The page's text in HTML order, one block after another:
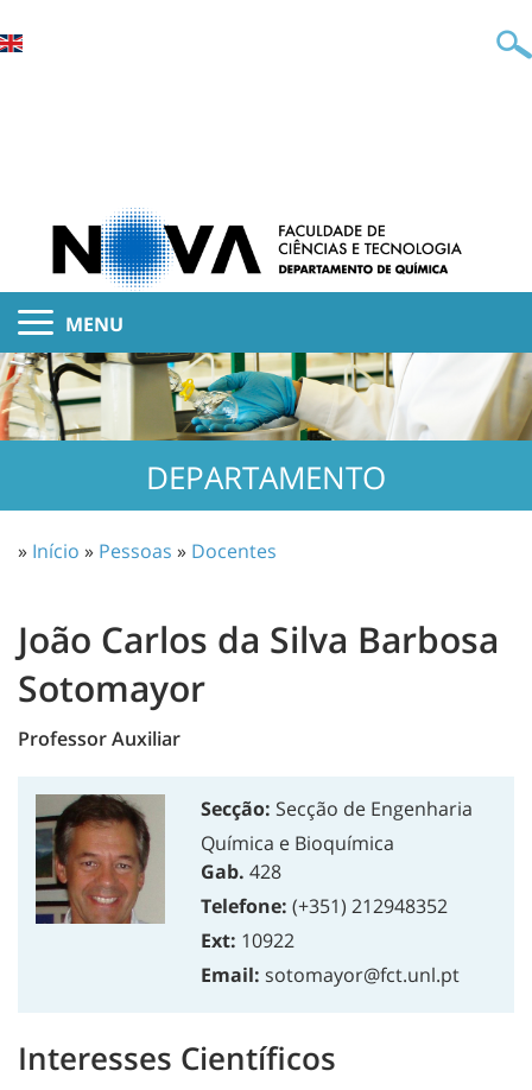
MENU
DEPARTAMENTO
» Início » Pessoas » Docentes
João Carlos da Silva Barbosa
Sotomayor
Professor Auxiliar
Secção: Secção de Engenharia
Química e Bioquímica
Gab. 428
Telefone: (+351) 212948352
Ext: 10922
Email: sotomayor@fct.unl.pt
Interesses Científicos